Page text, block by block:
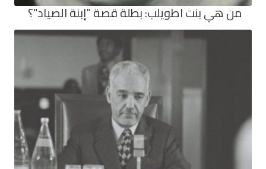
من هي بنت اطويلب: بطلة قصة "إبنة الصياد"؟